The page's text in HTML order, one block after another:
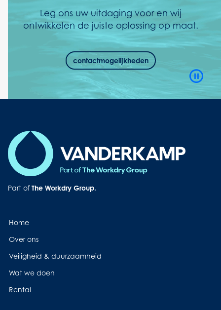
Video
Leg ons uw uitdaging voor en wij
ontwikkelen de juiste oplossing op maat.
contactmogelijkheden
Part of The Workdry Group.
Home
Over ons
Veiligheid & duurzaamheid
Wat we doen
Rental